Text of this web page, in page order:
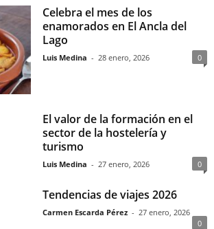
Celebra el mes de los
enamorados en El Ancla del
Lago
Luis Medina - 28 enero, 2026 0
El valor de la formación en el
sector de la hostelería y
turismo
Luis Medina - 27 enero, 2026 0
Tendencias de viajes 2026
Carmen Escarda Pérez - 27 enero, 2026
0